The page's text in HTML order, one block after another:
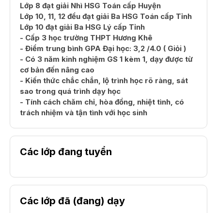
Lớp 8 đạt giải Nhì HSG Toán cấp Huyện
Lớp 10, 11, 12 đều đạt giải Ba HSG Toán cấp Tỉnh
Lớp 10 đạt giải Ba HSG Lý cấp Tỉnh
- Cấp 3 học trường THPT Hương Khê
- Điểm trung bình GPA Đại học: 3,2 /4.0 ( Giỏi )
- Có 3 năm kinh nghiệm GS 1 kèm 1, dạy được từ
cơ bản đến nâng cao
- Kiến thức chắc chắn, lộ trình học rõ ràng, sát
sao trong quá trình dạy học
- Tính cách chăm chỉ, hòa đồng, nhiệt tình, có
trách nhiệm và tận tình với học sinh
Các lớp đang tuyển
Các lớp đã (đang) dạy